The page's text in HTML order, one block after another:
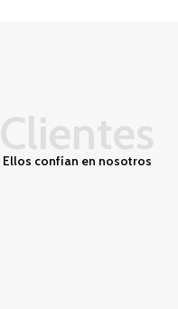
Clientes
Ellos confían en nosotros